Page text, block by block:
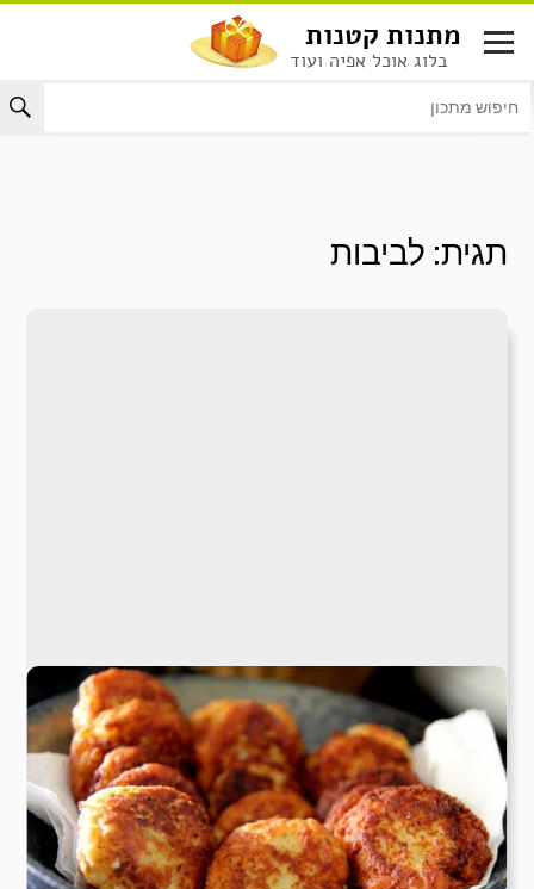
לתוכן
מתנות קטנות
בלוג אוכל אפיה ועוד
תגית: לביבות